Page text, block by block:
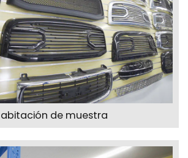
de muestra